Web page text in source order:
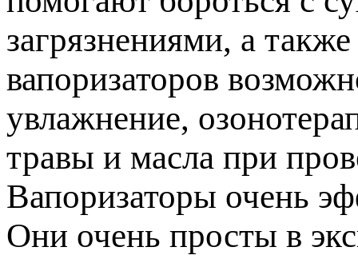
загрязнениями, а
вапоризаторов
увлажнение,
травы и масла при
Вапоризаторы очень
Они очень просты в